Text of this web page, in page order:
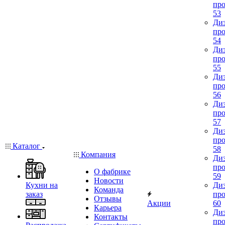
Каталог
Кухни на
заказ
Компания
О фабрике
Новости
Команда
Отзывы
Карьера
Контакты
Акции
53
54
55
56
57
58
59
60